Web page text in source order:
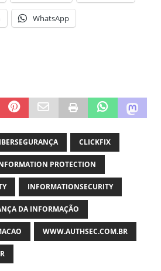
WhatsApp
CLICKFIX
PROTECTION
INFORMATIONSECURITY
DA INFORMAÇÃO
WWW.AUTHSEC.COM.BR